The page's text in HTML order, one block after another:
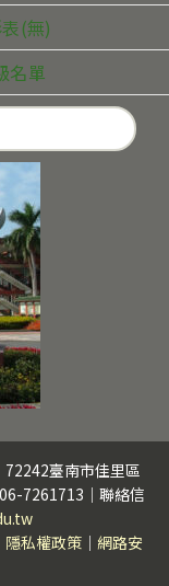
(無)
名單
臺南市佳里區
7261713｜聯絡信
隱私權政策 ｜ 網路安